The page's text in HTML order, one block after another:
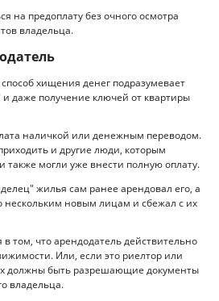
на предоплату без очного осмотра
владельца.
хищения денег подразумевает
и даже получение ключей от квартиры
наличкой или денежным переводом.
и другие люди, которым
могли уже внести полную оплату.
жилья сам ранее арендовал его, а
нескольким новым лицам и сбежал с их
в том, что арендодатель действительно
Или, если это риелтор или
должны быть разрешающие документы
владельца.